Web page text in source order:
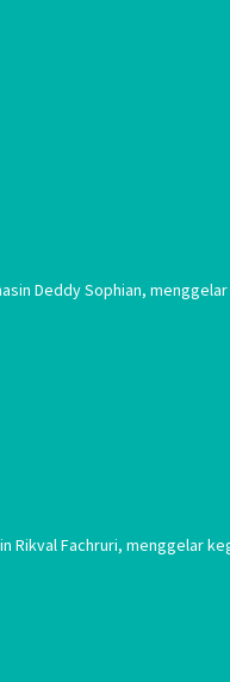
Deddy Sophian,
Rikval Fachruri, menggelar